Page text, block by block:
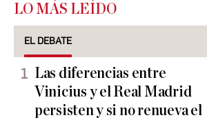
LO MÁS LEÍDO
EL DEBATE
Las diferencias entre
Vinicius y el Real Madrid
persisten y si no renueva el